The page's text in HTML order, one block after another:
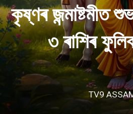
কৃষ্ণৰ জন্মাষ্টমীত
৩ ৰাশিৰ
TV9